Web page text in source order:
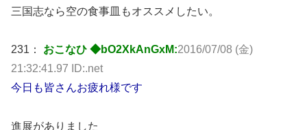
三国志なら空の食事皿もオススメしたい。
231： おこなひ ◆bO2XkAnGxM:2016/07/08 (金)
21:32:41.97 ID:.net
今日も皆さんお疲れ様です
進展がありました